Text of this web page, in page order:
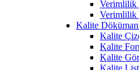
Verimlilik
Verimlilik
Kalite
Kalite
Kalite
Kalite
Kalite